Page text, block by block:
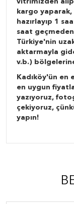
vitrimizden
kargo
hazırlayıp 1
saat
Türkiye'nin
aktarmayla
v.b.)
Kadıköy'ün en
en uygun
yazıyoruz,
çekiyoruz,
yapın!